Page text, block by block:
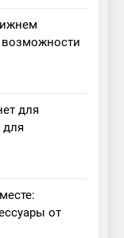
для
от